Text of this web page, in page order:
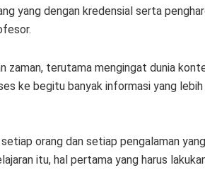
yang dengan kredensial serta
zaman, terutama mengingat dunia
ke begitu banyak informasi yang lebih
orang dan setiap pengalaman
itu, hal pertama yang harus